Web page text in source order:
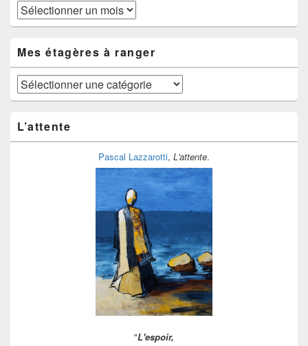
Au
fil
temps
Mes étagères à ranger
Mes
étagères
ranger
L’attente
Pascal Lazzarotti, L'attente.
"L'espoir,